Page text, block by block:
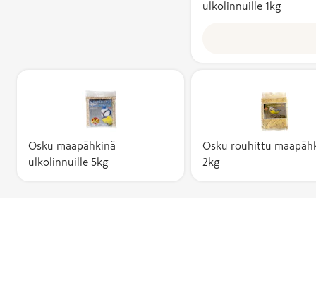
ulkolinnuille 1kg
Osku maapähkinä
ulkolinnuille 5kg
Osku rouhittu
2kg